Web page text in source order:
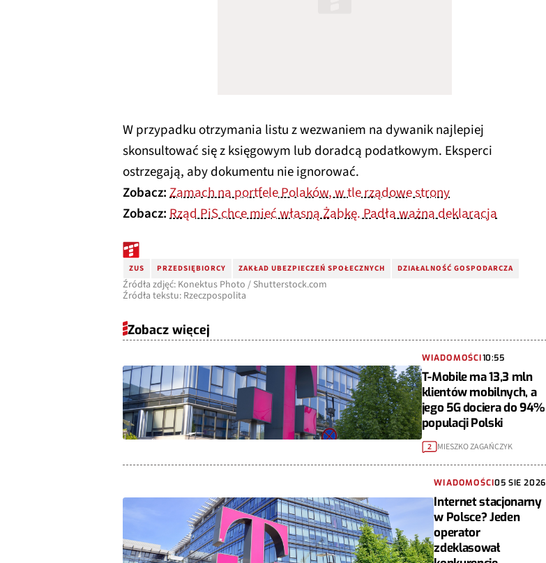
W przypadku otrzymania listu z wezwaniem na dywanik najlepiej
skonsultować się z księgowym lub doradcą podatkowym. Eksperci
ostrzegają, aby dokumentu nie ignorować.
Zobacz:Zamach na portfele Polaków, w tle rządowe strony
Zobacz:Rząd PiS chce mieć własną Żabkę. Padła ważna deklaracja
ZUS PRZEDSIĘBIORCY ZAKŁAD UBEZPIECZEŃ SPOŁECZNYCH DZIAŁALNOŚĆ GOSPODARCZA
Źródła zdjęć: Konektus Photo / Shutterstock.com
Źródła tekstu: Rzeczpospolita
Zobacz więcej
WIADOMOŚCI10:55
T-Mobile ma 13,3 mln
klientów mobilnych, a
jego 5G dociera do 94%
populacji Polski
2 MIESZKO ZAGAŃCZYK
WIADOMOŚCI05 SIE 2026
Internet stacjonarny
w Polsce? Jeden
operator
zdeklasował